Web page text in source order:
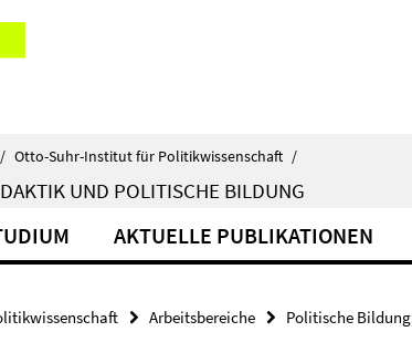
/ Otto-Suhr-Institut für Politikwissenschaft /
UND POLITISCHE BILDUNG
AKTUELLE PUBLIKATIONEN
Arbeitsbereiche Politische Bildung